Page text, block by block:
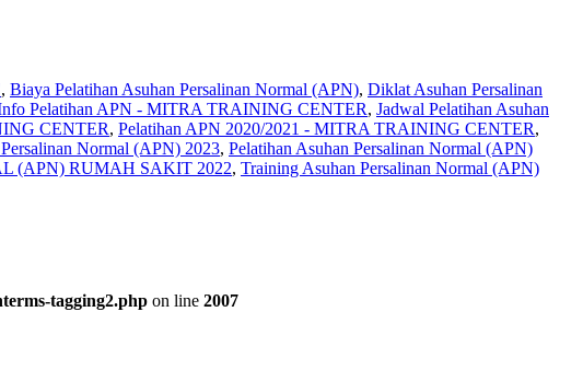
, Biaya Pelatihan Asuhan Persalinan Normal (APN), Diklat Asuhan Persalinan
Pelatihan APN - MITRA TRAINING CENTER, Jadwal Pelatihan Asuhan
CENTER, Pelatihan APN 2020/2021 - MITRA TRAINING CENTER,
Normal (APN) 2023, Pelatihan Asuhan Persalinan Normal (APN)
(APN) RUMAH SAKIT 2022, Training Asuhan Persalinan Normal (APN)
tagging2.php on line 2007